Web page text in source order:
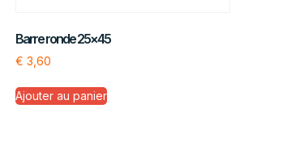
Barre ronde 25×45
€ 3,60
Ajouter au panier